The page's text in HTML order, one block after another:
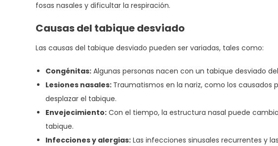
fosas nasales y dificultar la respiración.
Causas del tabique desviado
Las causas del tabique desviado pueden ser variadas, tales como:
Congénitas: Algunas personas nacen con un tabique desviado
Lesiones nasales: Traumatismos en la nariz, como los causados
desplazar el tabique.
Envejecimiento: Con el tiempo, la estructura nasal puede
tabique.
Infecciones y alergias: Las infecciones sinusales recurrentes y